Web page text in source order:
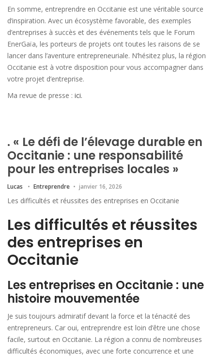
En somme, entreprendre en Occitanie est une véritable source
d’inspiration. Avec un écosystème favorable, des exemples
d’entreprises à succès et des événements tels que le Forum
EnerGaïa, les porteurs de projets ont toutes les raisons de se
lancer dans l’aventure entrepreneuriale. N’hésitez plus, la région
Occitanie est à votre disposition pour vous accompagner dans
votre projet d’entreprise.
Ma revue de presse : ici.
. « Le défi de l’élevage durable en
Occitanie : une responsabilité
pour les entreprises locales »
Lucas Entreprendre janvier 16, 2026
Les difficultés et réussites des entreprises en Occitanie
Les difficultés et réussites
des entreprises en
Occitanie
Les entreprises en Occitanie : une
histoire mouvementée
Je suis toujours admiratif devant la force et la ténacité des
entrepreneurs. Car oui, entreprendre est loin d’être une chose
facile, surtout en Occitanie. La région a connu de nombreuses
difficultés économiques, avec une forte concurrence et une